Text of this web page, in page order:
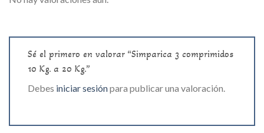
Sé el primero en valorar “Simparica 3 comprimidos
10 Kg. a 20 Kg.”
Debes iniciar sesiónpara publicar una valoración.